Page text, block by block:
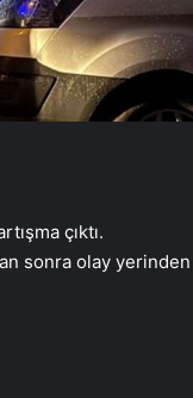
çıktı.
sonra olay yerinden